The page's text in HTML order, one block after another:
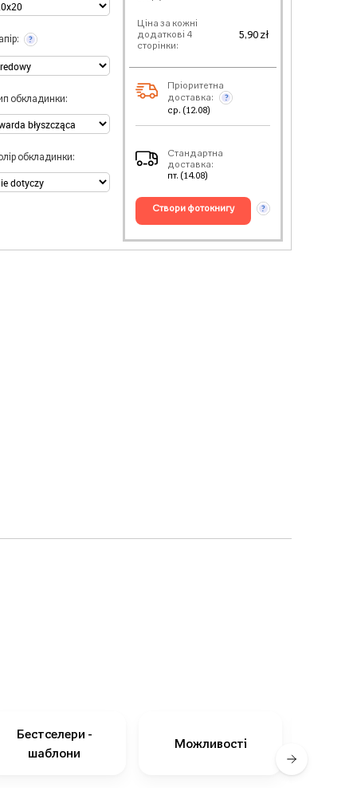
?
обкладинки:
обкладинки:
Ціна за кожні
додаткові 4
сторінки:
5,90 zł
Пріоритетна
доставка:
?
ср. (12.08)
Стандартна
доставка:
пт. (14.08)
створи фотокнигу ?
Бестселери -
шаблони
Можливості